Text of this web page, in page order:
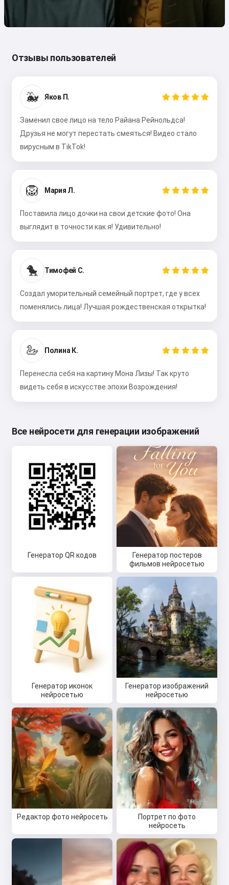
Отзывы пользователей
🐳 Яков П.
Заменил свое лицо на тело Райана Рейнольдса!
Друзья не могут перестать смеяться! Видео стало
вирусным в TikTok!
🦁 Мария Л.
Поставила лицо дочки на свои детские фото! Она
выглядит в точности как я! Удивительно!
🐤 Тимофей С.
Создал уморительный семейный портрет, где у всех
поменялись лица! Лучшая рождественская открытка!
🦢 Полина К.
Перенесла себя на картину Мона Лизы! Так круто
видеть себя в искусстве эпохи Возрождения!
Все нейросети для генерации изображений
Генератор QR кодов
Генератор постеров
фильмов нейросетью
Генератор иконок
нейросетью
Генератор изображений
нейросетью
Редактор фото нейросеть
Портрет по фото
нейросеть